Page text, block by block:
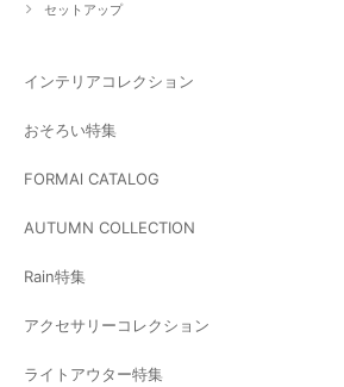
セットアップ
インテリアコレクション
おそろい特集
FORMAl CATALOG
AUTUMN COLLECTION
Rain特集
アクセサリーコレクション
ライトアウター特集